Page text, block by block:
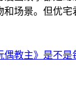
场景。但优宅